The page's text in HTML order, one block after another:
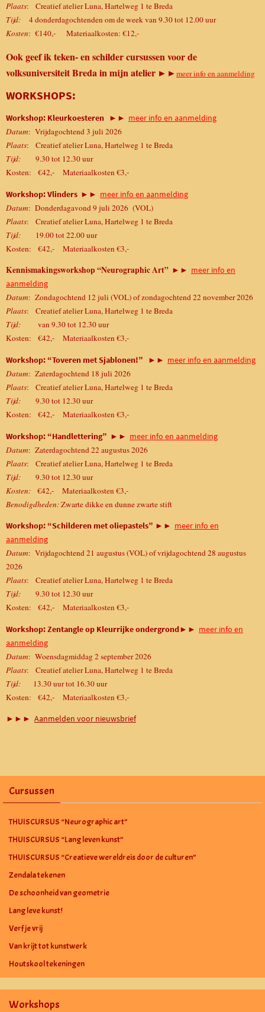
Plaats: Creatief atelier Luna, Hartelweg 1 te Breda
Tijd:
4 donderdagochtenden om de week van 9.30 tot 12.00 uur
Kosten: €140,- Materiaalkosten: €12,-
Ookgeef ik teken- en schilder cursussen voor de
volksuniversiteit Breda in mijn atelier ►►meer info en aanmelding
WORKSHOPS:
Workshop: Kleurkoesteren ►► meer info en aanmelding
Datum: Vrijdagochtend 3 juli 2026
Plaats: Creatief atelier Luna, Hartelweg 1 te Breda
Tijd: 9.30 tot 12.30 uur
Kosten: €42,- Materiaalkosten €3,-
Workshop: Vlinders ►► meer info en aanmelding
Datum: Donderdagavond 9 juli 2026 (VOL)
Plaats: Creatief atelier Luna, Hartelweg 1 te Breda
Tijd: 19.00 tot 22.00 uur
Kosten: €42,- Materiaalkosten €3,-
Kennismakingsworkshop “Neurographic Art” ►► meer info en
aanmelding
Datum: Zondagochtend 12 juli (VOL) of zondagochtend 22 november 2026
Plaats: Creatief atelier Luna, Hartelweg 1 te Breda
Tijd: van 9.30 tot 12.30 uur
Kosten: €42,- Materiaalkosten €3,-
Workshop: “Toveren met Sjablonen!” ►► meer info en aanmelding
Datum: Zaterdagochtend 18 juli 2026
Plaats: Creatief atelier Luna, Hartelweg 1 te Breda
Tijd: 9.30 tot 12.30 uur
Kosten: €42,- Materiaalkosten €3,-
Workshop: “Handlettering” ►► meer info en aanmelding
Datum: Zaterdagochtend 22 augustus 2026
Plaats: Creatief atelier Luna, Hartelweg 1 te Breda
Tijd: 9.30 tot 12.30 uur
Kosten:
€42,- Materiaalkosten €3,-
Benodigdheden:Zwarte dikke en dunne zwarte stift
Workshop: “Schilderen met oliepastels” ►► meer info en
aanmelding
Datum: Vrijdagochtend 21 augustus (VOL) of vrijdagochtend 28 augustus
2026
Plaats: Creatief atelier Luna, Hartelweg 1 te Breda
Tijd: 9.30 tot 12.30 uur
Kosten: €42,- Materiaalkosten €3,-
Workshop: Zentangle op Kleurrijke ondergrond►► meer info en
aanmelding
Datum: Woensdagmiddag 2 september 2026
Plaats: Creatief atelier Luna, Hartelweg 1 te Breda
Tijd: 13.30 uur tot 16.30 uur
Kosten: €42,- Materiaalkosten €3,-
►►► Aanmelden voor nieuwsbrief
Cursussen
THUISCURSUS “Neurographic art”
THUISCURSUS “Lang leven kunst”
THUISCURSUS “Creatieve wereldreis door de culturen”
Zendala tekenen
De schoonheid van geometrie
Lang leve kunst!
Verf je vrij
Van krijt tot kunstwerk
Houtskool tekeningen
Workshops